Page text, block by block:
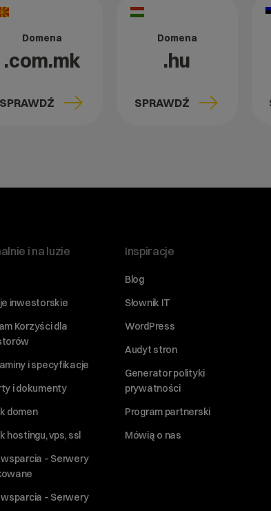
Domena
.com.mk
SPRAWDŹ
Domena
.hu
SPRAWDŹ
i na luzie
inwestorskie
Korzyści dla
i specyfikacje
i dokumenty
domen
hostingu, vps, ssl
wsparcia – Serwery
wsparcia – Serwery
Inspiracje
Blog
Słownik IT
WordPress
Audyt stron
Generator polityki
prywatności
Program partnerski
Mówią o nas